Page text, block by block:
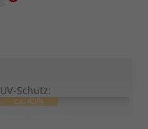
UV-Schutz:
ca. 45%